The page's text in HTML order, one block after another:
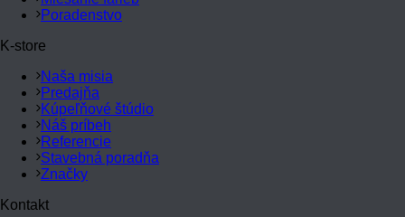
Poradenstvo
K-store
Naša misia
Predajňa
Kúpeľňové štúdio
Náš príbeh
Referencie
Stavebná poradňa
Značky
Kontakt